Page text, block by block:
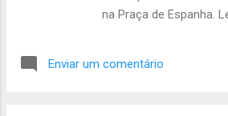
na Praça de Espanha.
Júlio
Enviar um comentário